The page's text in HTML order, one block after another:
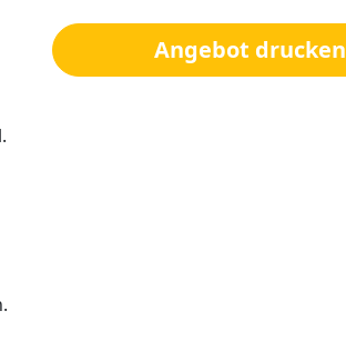
Angebot drucken